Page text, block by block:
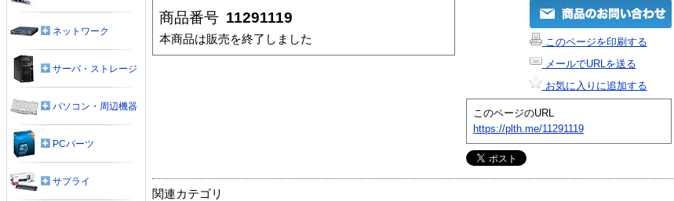
商品番号 11291119
本商品は販売を終了しました
このページを印刷する
メールでURLを送る
お気に入りに追加する
このページのURL
https://plth.me/11291119
関連カテゴリ
ネットワーク
サーバ・ストレージ
パソコン・周辺機器
PCパーツ
サプライ